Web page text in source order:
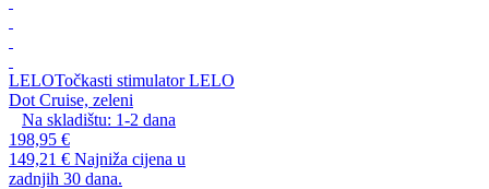
LELOTočkasti stimulator LELO
Dot Cruise, zeleni
Na skladištu: 1-2 dana
198,95 €
149,21 € Najniža cijena u
zadnjih 30 dana.